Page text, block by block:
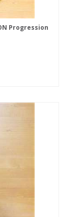
Progression